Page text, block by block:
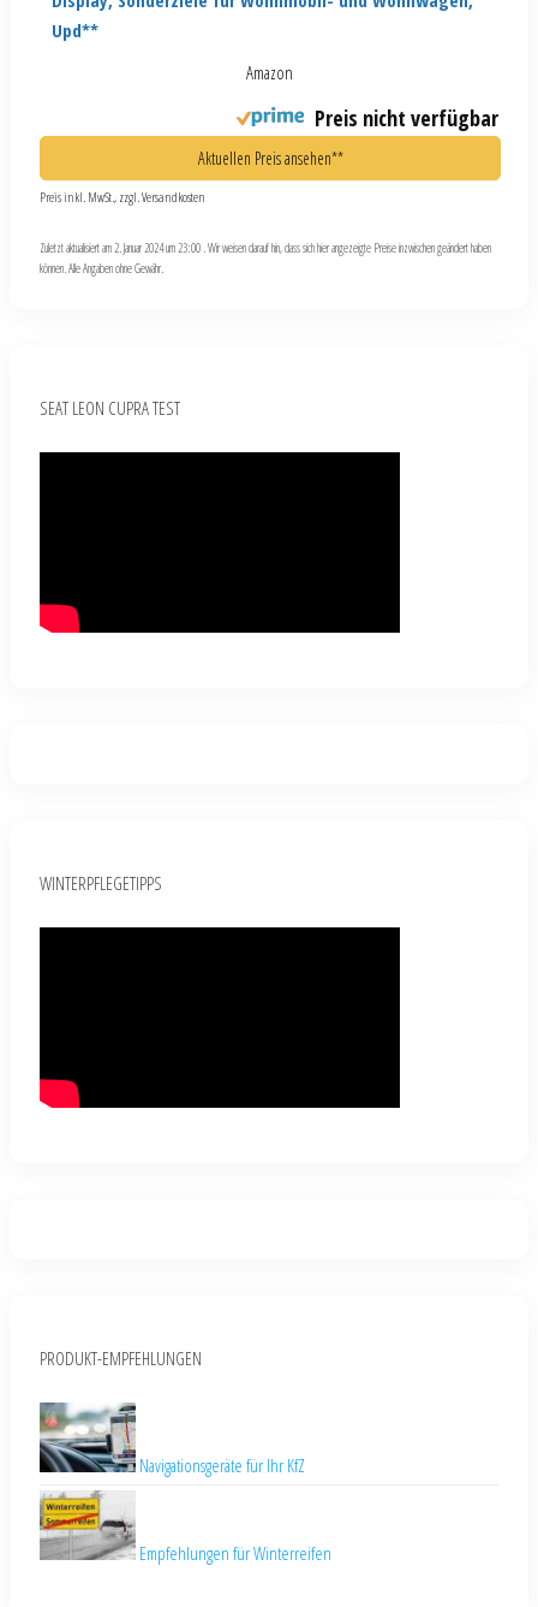
Upd**
Amazon
Preis nicht verfügbar
Aktuellen Preis ansehen**
Preis inkl. MwSt., zzgl. Versandkosten
Zuletzt aktualisiert am 2. Januar 2024 um 23:00 . Wir weisen darauf hin, dass sich hier angezeigte Preise inzwischen geändert haben
können. Alle Angaben ohne Gewähr.
SEAT LEON CUPRA TEST
WINTERPFLEGETIPPS
PRODUKT-EMPFEHLUNGEN
Navigationsgeräte für Ihr KfZ
Empfehlungen für Winterreifen